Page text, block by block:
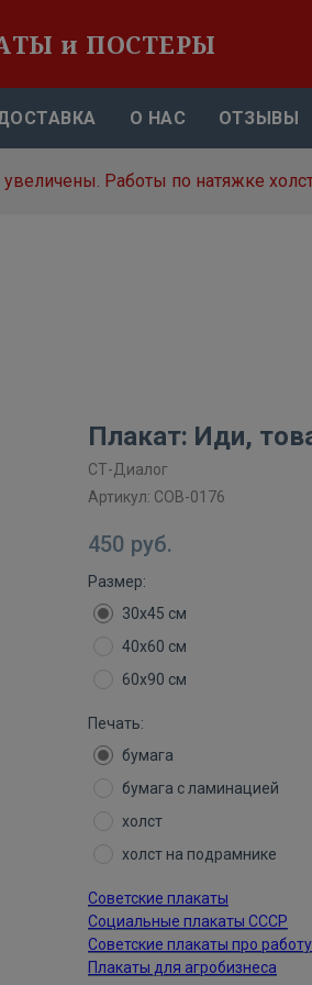
и ПОСТЕРЫ
О НАС ОТЗЫВЫ
Работы по натяжке
Плакат: Иди,
СТ-Диалог
Артикул: СОВ-0176
450 руб.
Размер:
30х45 см
40х60 см
60х90 см
Печать:
бумага
бумага с ламинацией
холст
холст на подрамнике
Советские плакаты
Социальные плакаты СССР
Советские плакаты про
Плакаты для агробизнеса